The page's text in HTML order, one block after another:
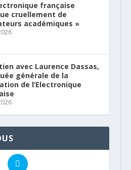
française
cruellement de
académiques »
avec Laurence Dassas,
générale de la
de l’Electronique